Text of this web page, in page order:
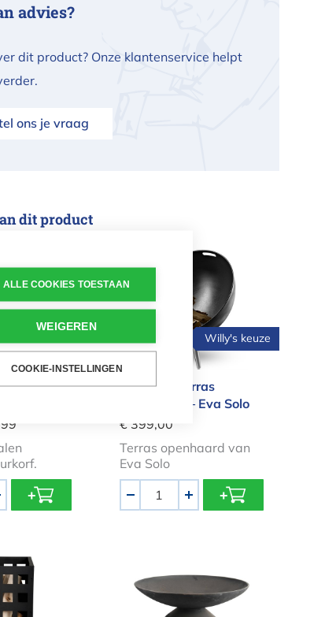
advies?
dit product? Onze klantenservice helpt
ons je vraag
dit product
FireGlobe terras openhaard –
Willy's keuze
FireGlobe terras
openhaard – Eva Solo
€ 399,00
Terras openhaard van
Eva Solo
- +
ALLE COOKIES TOESTAAN
WEIGEREN
COOKIE-INSTELLINGEN